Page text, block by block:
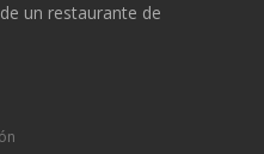
un restaurante de